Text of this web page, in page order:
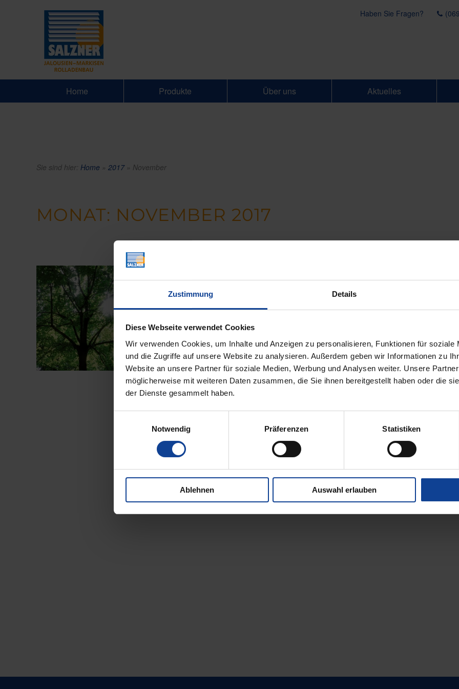
Zustimmung Details
Diese Webseite verwendet Cookies
Wir verwenden Cookies, um Inhalte und Anzeigen zu personalisieren, Funktionen für soziale
und die Zugriffe auf unsere Website zu analysieren. Außerdem geben wir Informationen zu
Website an unsere Partner für soziale Medien, Werbung und Analysen weiter. Unsere
möglicherweise mit weiteren Daten zusammen, die Sie ihnen bereitgestellt haben oder die
der Dienste gesammelt haben.
Notwendig
Präferenzen Statistiken
Ablehnen Auswahl erlauben
Haben Sie Fragen?
Home Produkte Über uns Aktuelles
Sie sind hier: Home » 2017» November
MONAT: NOVEMBER 2017
Bei den neuen SeaTex Stoffen von WAREMA werden Sonnenschutz und
der ganzen Welt gesammelt. Es wird zu Fäden verarbeitet, die zusammen mit
zum dem …
„EIN
HERZ
FÜR
IHRE
UMWELT“
WEITERLESEN